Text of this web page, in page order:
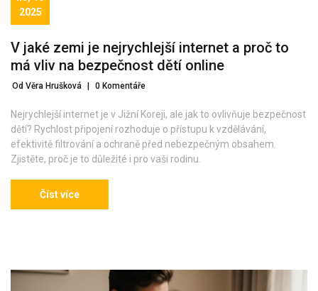
2025
V jaké zemi je nejrychlejší internet a proč to
má vliv na bezpečnost dětí online
Od Věra Hrušková | 0 Komentáře
Nejrychlejší internet je v Jižní Koreji, ale jak to ovlivňuje bezpečnost
dětí? Rychlost připojení rozhoduje o přístupu k vzdělávání,
efektivitě filtrování a ochraně před nebezpečným obsahem.
Zjistěte, proč je to důležité i pro vaši rodinu.
Číst více